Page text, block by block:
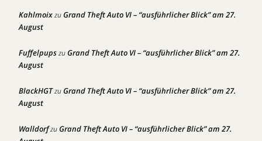
KahlmoixzuGrand Theft Auto VI – “ausführlicher Blick” am 27.
August
FuffelpupszuGrand Theft Auto VI – “ausführlicher Blick” am 27.
August
BlackHGTzuGrand Theft Auto VI – “ausführlicher Blick” am 27.
August
WalldorfzuGrand Theft Auto VI – “ausführlicher Blick” am 27.